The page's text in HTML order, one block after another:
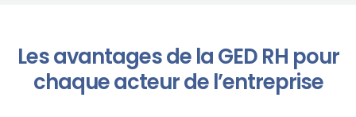
Les avantages de la GED RH pour
chaque acteur de l’entreprise